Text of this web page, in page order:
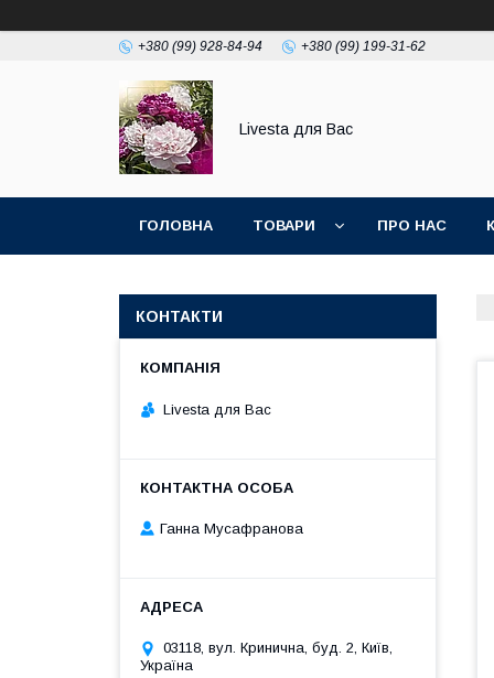
+380 (99) 928-84-94 +380 (99) 199-31-62
Livesta для Вас
ГОЛОВНА ТОВАРИ ПРО НАС
КОНТАКТИ
Livesta для Вас
Ганна Мусафранова
03118, вул. Кринична, буд. 2, Київ,
Україна